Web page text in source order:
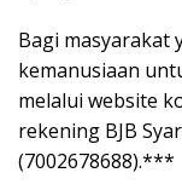
Bagi masyarakat
kemanusiaan
melalui website
rekening BJB
(7002678688).***